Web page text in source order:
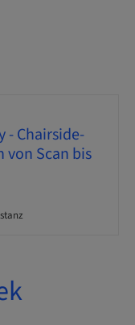
- Chairside-
Scan bis